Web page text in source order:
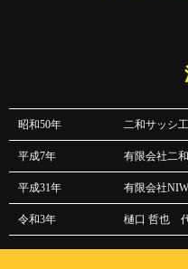
昭和50年 二和サッシ
平成7年 有限会社二
平成31年 有限会社
令和3年 樋口 哲也